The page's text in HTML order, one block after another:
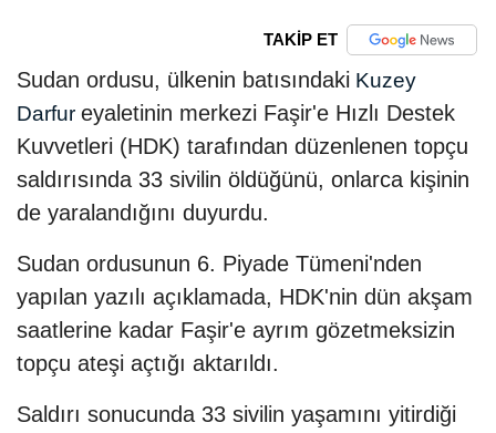
TAKİP ET
Sudan ordusu, ülkenin batısındaki Kuzey
Darfur eyaletinin merkezi Faşir'e Hızlı Destek
Kuvvetleri (HDK) tarafından düzenlenen topçu
saldırısında 33 sivilin öldüğünü, onlarca kişinin
de yaralandığını duyurdu.
Sudan ordusunun 6. Piyade Tümeni'nden
yapılan yazılı açıklamada, HDK'nin dün akşam
saatlerine kadar Faşir'e ayrım gözetmeksizin
topçu ateşi açtığı aktarıldı.
Saldırı sonucunda 33 sivilin yaşamını yitirdiği